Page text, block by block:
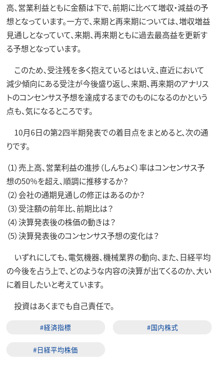
高、営業利益ともに金額は下で、前期に比べて増収・減益の予
想となっています。一方で、来期と再来期については、増収増益
見通しとなっていて、来期、再来期ともに過去最高益を更新す
る予想となっています。
このため、受注残を多く抱えているとはいえ、直近において
減少傾向にある受注が今後盛り返し、来期、再来期のアナリス
トのコンセンサス予想を達成するまでのものになるのかという
点も、気になるところです。
10月6日の第2四半期発表での着目点をまとめると、次の通
りです。
（1）売上高、営業利益の進捗（しんちょく）率はコンセンサス予
想の50%を超え、順調に推移するか？
（2）会社の通期見通しの修正はあるのか？
（3）受注額の前年比、前期比は？
（4）決算発表後の株価の動きは？
（5）決算発表後のコンセンサス予想の変化は？
いずれにしても、電気機器、機械業界の動向、また、日経平均
の今後を占う上で、どのような内容の決算が出てくるのか、大い
に着目したいと考えています。
投資はあくまでも自己責任で。
#経済指標 #国内株式
#日経平均株価